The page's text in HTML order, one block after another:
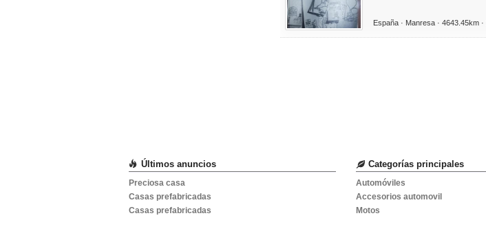
España · Manresa · 4643.45km ·
Últimos anuncios
Preciosa casa
Casas prefabricadas
Casas prefabricadas
Categorías principales
Automóviles
Accesorios automovil
Motos